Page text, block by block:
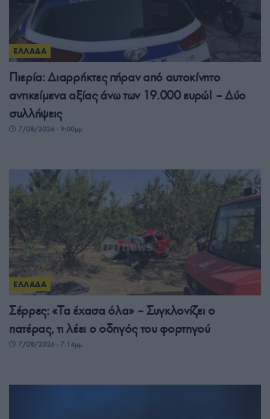
ΕΛΛΑΔΑ
Πιερία: Διαρρήκτες πήραν από αυτοκίνητο
αντικείμενα αξίας άνω των 19.000 ευρώ! – Δύο
συλλήψεις
7/08/2026 - 9:00μμ
ΕΛΛΑΔΑ
Σέρρες: «Τα έχασα όλα» – Συγκλονίζει ο
πατέρας, τι λέει ο οδηγός του φορτηγού
7/08/2026 - 7:14μμ